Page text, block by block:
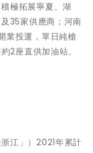
極拓展寧夏、湖
35家供應商；河南
業投運，單日純槍
2座直供加油站。
江」）2021年累計